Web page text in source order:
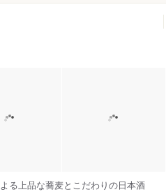
る上品な蕎麦とこだわりの日本酒